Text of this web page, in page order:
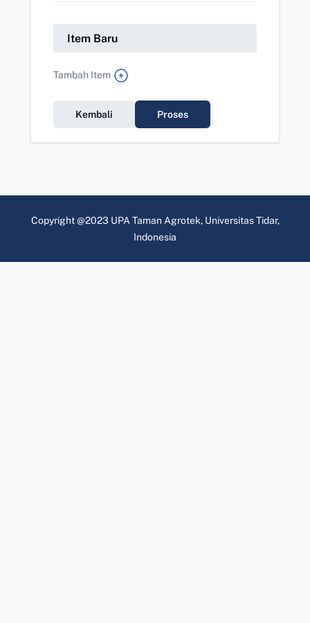
Item Baru
Tambah Item
Kembali Proses
Copyright @2023 UPA Taman Agrotek, Universitas Tidar,
Indonesia